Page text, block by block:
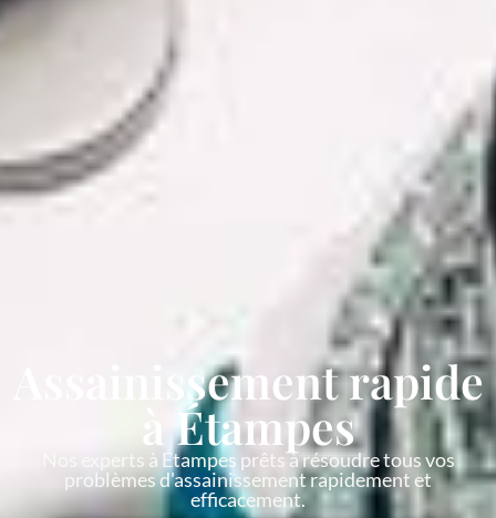
Assainissement rapide
à Étampes
Nos experts à Étampes prêts à résoudre tous vos
problèmes d'assainissement rapidement et
efficacement.